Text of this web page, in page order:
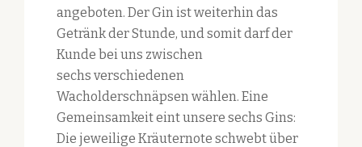
angeboten. Der Gin ist weiterhin das
Getränk der Stunde, und somit darf der
Kunde bei uns zwischen
sechs verschiedenen
Wacholderschnäpsen wählen. Eine
Gemeinsamkeit eint unsere sechs Gins:
Die jeweilige Kräuternote schwebt über